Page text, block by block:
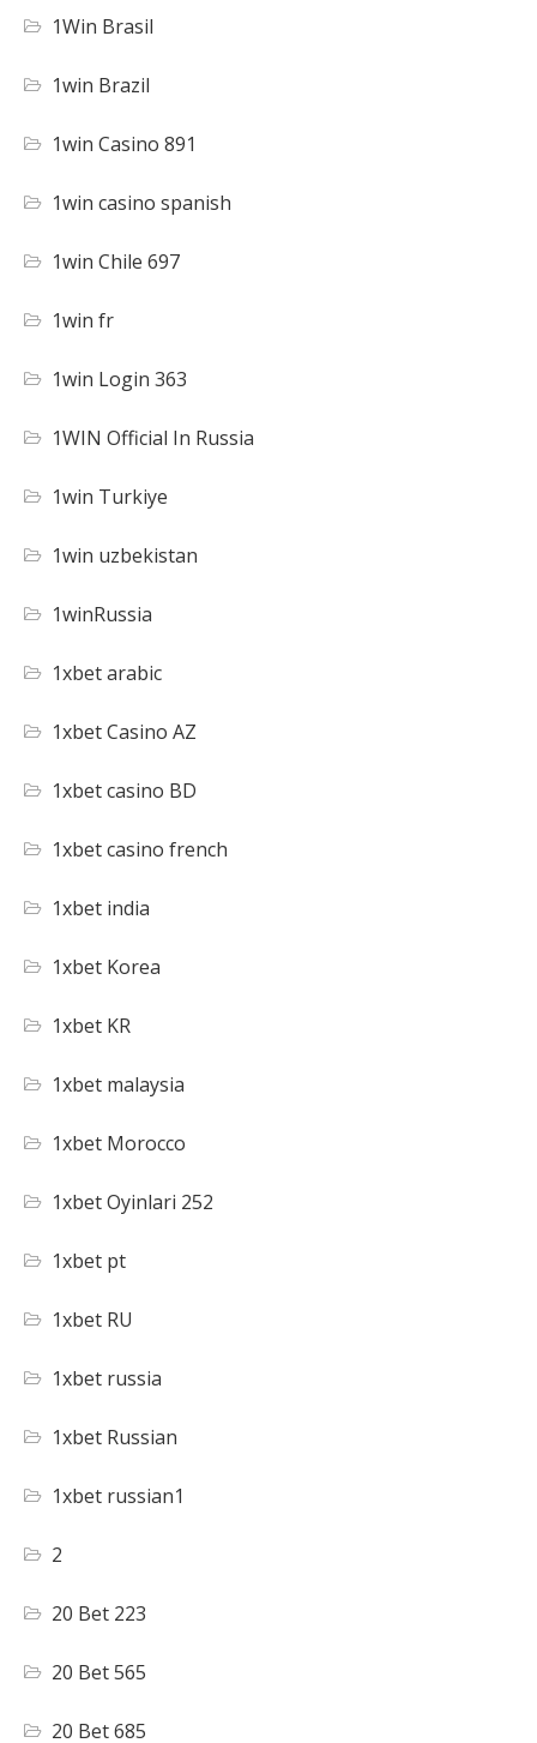
1Win Brasil
1win Brazil
1win Casino 891
1win casino spanish
1win Chile 697
1win fr
1win Login 363
1WIN Official In Russia
1win Turkiye
1win uzbekistan
1winRussia
1xbet arabic
1xbet Casino AZ
1xbet casino BD
1xbet casino french
1xbet india
1xbet Korea
1xbet KR
1xbet malaysia
1xbet Morocco
1xbet Oyinlari 252
1xbet pt
1xbet RU
1xbet russia
1xbet Russian
1xbet russian1
2
20 Bet 223
20 Bet 565
20 Bet 685